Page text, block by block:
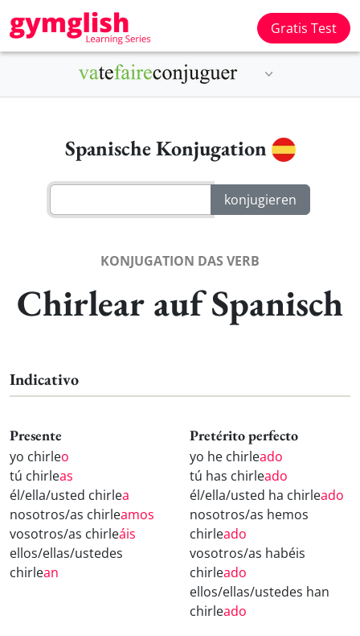
Gratis Test
Spanische Konjugation
KONJUGATION DAS VERB
Chirlear auf Spanisch
Indicativo
Presente
yo chirleo
tú chirleas
él/ella/usted chirlea
nosotros/as chirleamos
vosotros/as chirleáis
ellos/ellas/ustedes
chirlean
Pretérito perfecto
yo he chirleado
tú has chirleado
él/ella/usted ha chirleado
nosotros/as hemos
chirleado
vosotros/as habéis
chirleado
ellos/ellas/ustedes han
chirleado